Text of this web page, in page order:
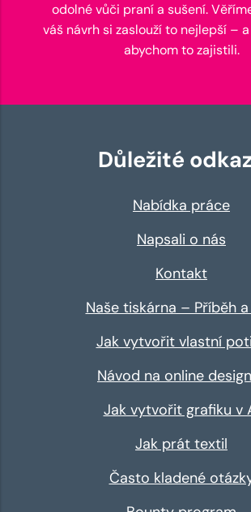
odolné vůči praní a sušení.
váš návrh si zaslouží to nejlepší –
abychom to zajistili.
Důležité
Nabídka práce
Napsali o nás
Kontakt
Naše tiskárna – Příběh a
Jak vytvořit vlastní
Návod na online
Jak vytvořit grafiku v
Jak prát textil
Často kladené